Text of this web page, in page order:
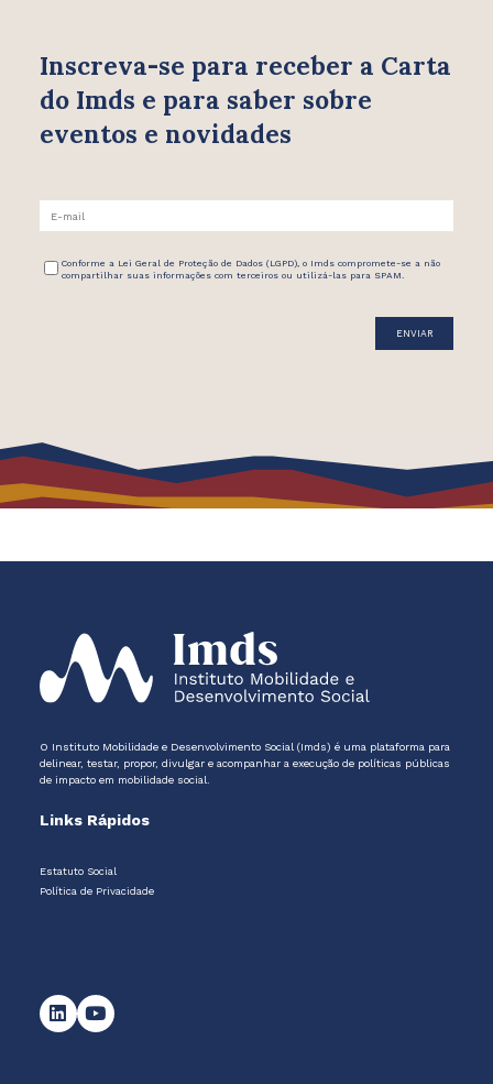
Inscreva-se para receber a Carta
do Imds e para saber sobre
eventos e novidades
Conforme a Lei Geral de Proteção de Dados (LGPD), o Imds compromete-se a não
compartilhar suas informações com terceiros ou utilizá-las para SPAM.
O Instituto Mobilidade e Desenvolvimento Social (Imds) é uma plataforma para
delinear, testar, propor, divulgar e acompanhar a execução de políticas públicas
de impacto em mobilidade social.
Links Rápidos
Estatuto Social
Política de Privacidade